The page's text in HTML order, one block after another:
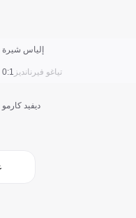
إلياس شيرة
تياغو فيرنانديز 1:0
ديفيد كارمو